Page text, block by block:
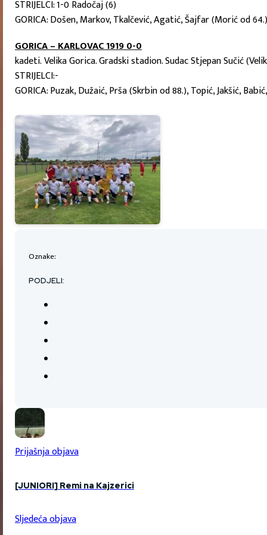
STRIJELCI: 1-0 Radočaj (6)
GORICA: Došen, Markov, Tkalčević, Agatić, Šajfar (Morić od
GORICA – KARLOVAC 1919 0-0
kadeti. Velika Gorica. Gradski stadion. Sudac Stjepan Sučić
STRIJELCI:-
GORICA: Puzak, Dužaić, Prša (Skrbin od 88.), Topić, Jakšić,
Oznake:
PODJELI:
Prijašnja objava
[JUNIORI] Remi na Kajzerici
Sljedeća objava